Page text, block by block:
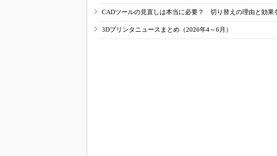
CADツールの見直しは本当に必要？ 切り替えの理由と効果
3Dプリンタニュースまとめ（2026年4～6月）